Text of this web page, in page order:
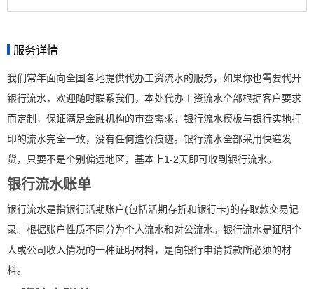
服务详情
我们常年面向全国各地提供代办工资流水的服务，如果你也需要代开
银行流水，欢迎随时联系我们，本处代办工资流水全部根据客户要求
而定制，保证满足金融机构的审查需求，银行流水模板与银行实地打
印的流水完全一致，没有任何造价痕迹。银行流水全部采用快递发
货，只要不是个别偏远地区，基本上1-2天即可收到银行流水。
银行流水账单
银行流水是指银行活期账户(包括活期存折和银行卡)的存取款交易记
录。根据账户性质不同分为个人流水和对公流水。银行流水是证明个
人或公司收入情况的一种证明材料，是向银行申请贷款所必须的材
料。